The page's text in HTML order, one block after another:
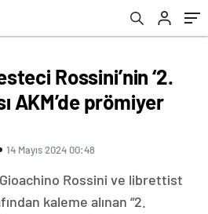
Rossini’nin ‘2.
AKM’de prömiyer
14 Mayıs 2024 00:48
Rossini ve librettist
kaleme alınan “2.